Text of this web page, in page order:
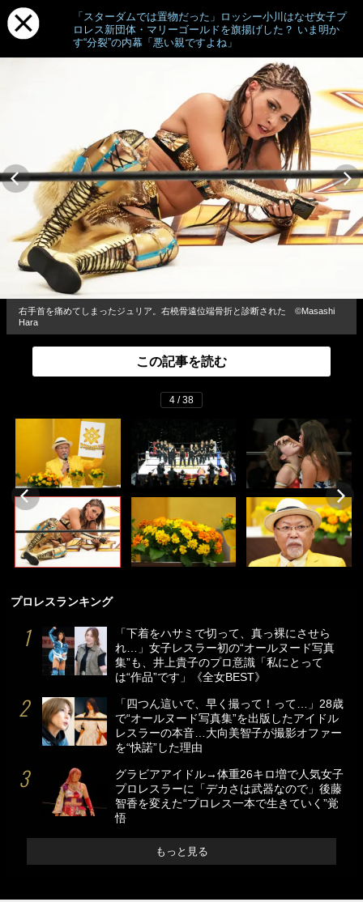
「スターダムでは置物だった」ロッシー小川はなぜ女子プ
ロレス新団体・マリーゴールドを旗揚げした？ いま明か
す“分裂”の内幕「悪い親ですよね」
右手首を痛めてしまったジュリア。右橈骨遠位端骨折と診断された ©Masashi
Hara
この記事を読む
4 / 38
プロレスランキング
「下着をハサミで切って、真っ裸にさせら
れ…」女子レスラー初の“オールヌード写真
集”も、井上貴子のプロ意識「私にとって
は“作品”です」《全女BEST》
「四つん這いで、早く撮って！って…」28歳
で“オールヌード写真集”を出版したアイドル
レスラーの本音…大向美智子が撮影オファー
を“快諾”した理由
グラビアアイドル→体重26キロ増で人気女子
プロレスラーに「デカさは武器なので」後藤
智香を変えた“プロレス一本で生きていく”覚
悟
もっと見る